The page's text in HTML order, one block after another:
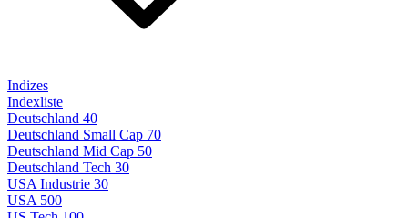
Indizes
Indexliste
Deutschland 40
Deutschland Small Cap 70
Deutschland Mid Cap 50
Deutschland Tech 30
USA Industrie 30
USA 500